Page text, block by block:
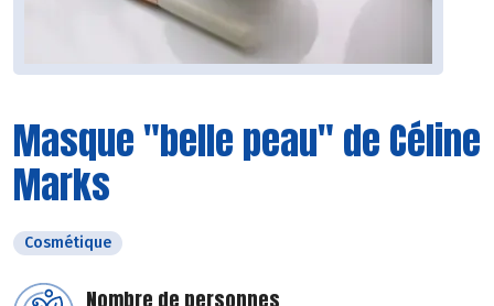
Masque "belle peau" de Céline
Marks
Cosmétique
Nombre de personnes